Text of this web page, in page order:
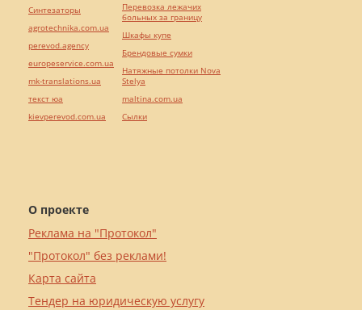
О проекте
Реклама на "Протокол"
"Протокол" без реклами!
Карта сайта
Тендер на юридическую услугу
Синтезаторы
agrotechnika.com.ua
perevod.agency
europeservice.com.ua
mk-translations.ua
текст юа
kievperevod.com.ua
Перевозка лежачих
больных за границу
Шкафы купе
Брендовые сумки
Натяжные потолки Nova
Stelya
maltina.com.ua
Cылки